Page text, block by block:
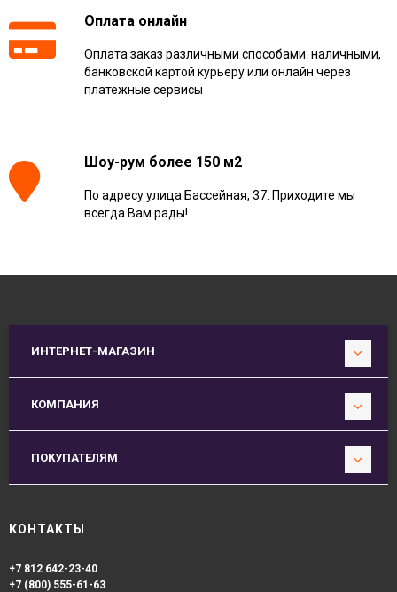
Оплата онлайн
Оплата заказ различными способами: наличными,
банковской картой курьеру или онлайн через
платежные сервисы
Шоу-рум более 150 м2
По адресу улица Бассейная, 37. Приходите мы
всегда Вам рады!
ИНТЕРНЕТ-МАГАЗИН
КОМПАНИЯ
ПОКУПАТЕЛЯМ
КОНТАКТЫ
+7 812 642-23-40
+7 (800) 555-61-63